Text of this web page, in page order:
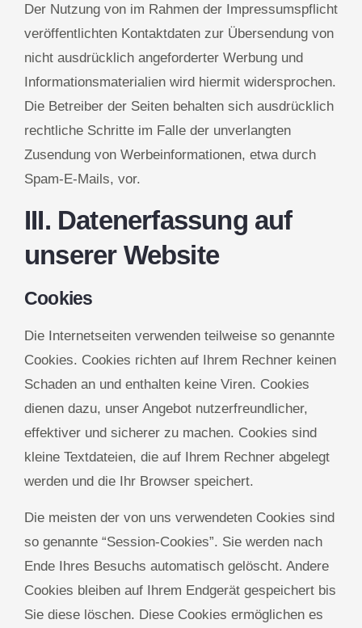
Der Nutzung von im Rahmen der Impressumspflicht
veröffentlichten Kontaktdaten zur Übersendung von
nicht ausdrücklich angeforderter Werbung und
Informationsmaterialien wird hiermit widersprochen.
Die Betreiber der Seiten behalten sich ausdrücklich
rechtliche Schritte im Falle der unverlangten
Zusendung von Werbeinformationen, etwa durch
Spam-E-Mails, vor.
III. Datenerfassung auf
unserer Website
Cookies
Die Internetseiten verwenden teilweise so genannte
Cookies. Cookies richten auf Ihrem Rechner keinen
Schaden an und enthalten keine Viren. Cookies
dienen dazu, unser Angebot nutzerfreundlicher,
effektiver und sicherer zu machen. Cookies sind
kleine Textdateien, die auf Ihrem Rechner abgelegt
werden und die Ihr Browser speichert.
Die meisten der von uns verwendeten Cookies sind
so genannte “Session-Cookies”. Sie werden nach
Ende Ihres Besuchs automatisch gelöscht. Andere
Cookies bleiben auf Ihrem Endgerät gespeichert bis
Sie diese löschen. Diese Cookies ermöglichen es